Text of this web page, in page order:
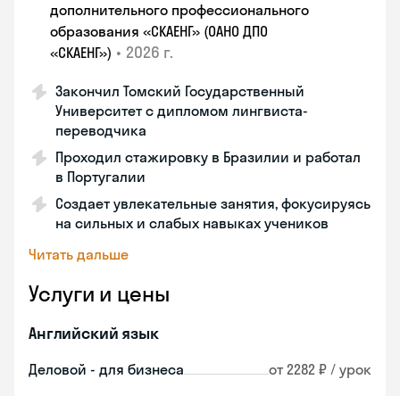
дополнительного профессионального
образования «СКАЕНГ» (ОАНО ДПО
«СКАЕНГ») • 2026 г.
Закончил Томский Государственный
Университет с дипломом лингвиста-
переводчика
Проходил стажировку в Бразилии и работал
в Португалии
Создает увлекательные занятия, фокусируясь
на сильных и слабых навыках учеников
Читать дальше
Услуги и цены
Английский язык
Деловой - для бизнеса от 2282 ₽ / урок